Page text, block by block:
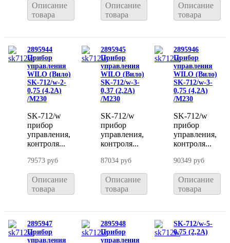
Описание
товара
Описание
товара
Описание
товара
2895944
Прибор
управления
WILO (Вило)
SK-712/w-2-
0,75 (4,2A)
/M230
SK-712/w
прибор
управления,
контроля...
79573 руб
Описание
товара
2895945
Прибор
управления
WILO (Вило)
SK-712/w-3-
0,37 (2,2A)
/M230
SK-712/w
прибор
управления,
контроля...
87034 руб
Описание
товара
2895946
Прибор
управления
WILO (Вило)
SK-712/w-3-
0,75 (4,2A)
/M230
SK-712/w
прибор
управления,
контроля...
90349 руб
Описание
товара
2895947
Прибор
управления
2895948
Прибор
управления
SK-712/w-5-
0,75 (2,2A)